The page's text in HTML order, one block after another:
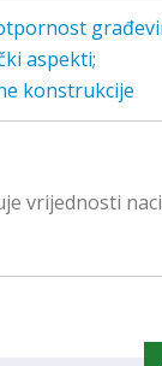
aspekti;
konstrukcije
vrijednosti